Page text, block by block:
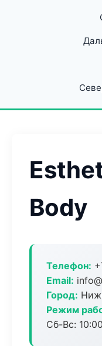
Body
Телефон:
Email:
Город:
Режим
Сб-Вс: